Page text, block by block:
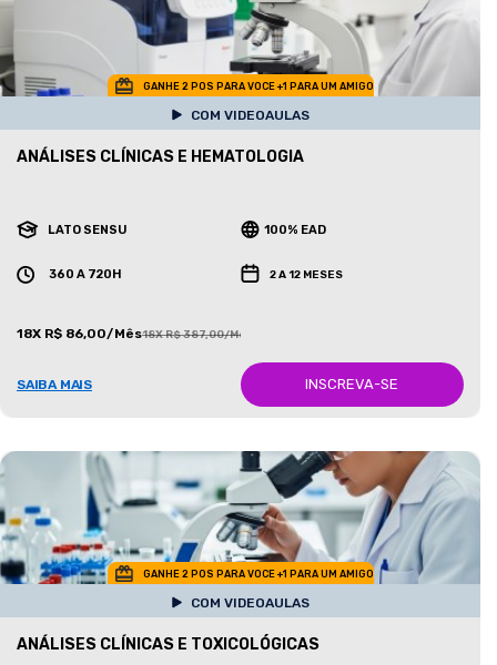
GANHE 2 POS PARA VOCE +1 PARA UM AMIGO
COM VIDEOAULAS
ANÁLISES CLÍNICAS E HEMATOLOGIA
LATO SENSU 100% EAD
360 A 720H 2 A 12 MESES
18X R$ 86,00/Mês18X R$ 387,00/Mês
SAIBA MAIS INSCREVA-SE
GANHE 2 POS PARA VOCE +1 PARA UM AMIGO
COM VIDEOAULAS
ANÁLISES CLÍNICAS E TOXICOLÓGICAS